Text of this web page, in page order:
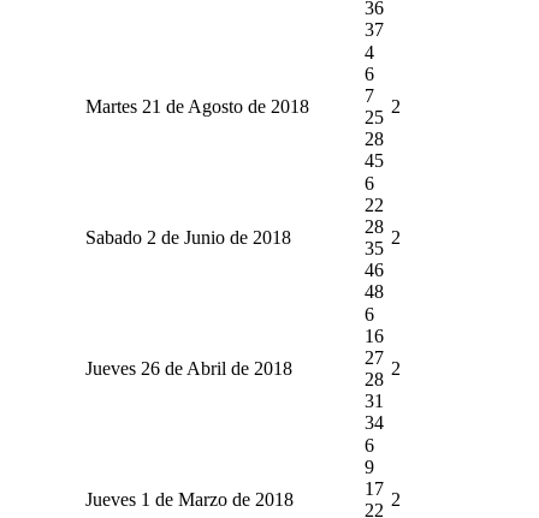
36
37
Martes 21 de Agosto de 2018
4
6
7
25
28
45
2
Sabado 2 de Junio de 2018
6
22
28
35
46
48
2
Jueves 26 de Abril de 2018
6
16
27
28
31
34
2
Jueves 1 de Marzo de 2018
6
9
17
22
2